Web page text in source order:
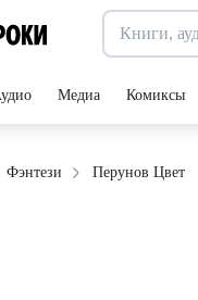
Медиа Комиксы
Фэнтези Перунов Цвет